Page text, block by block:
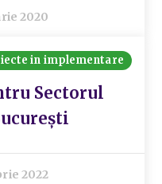
2020
in implementare
Sectorul
2022